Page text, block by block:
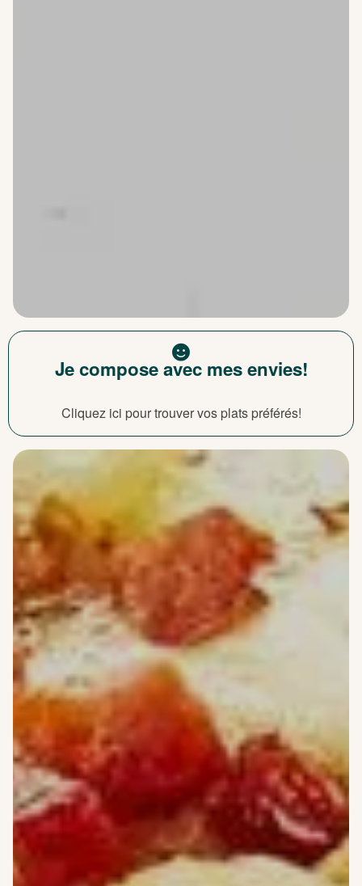
Je compose avec mes envies!
Cliquez ici pour trouver vos plats préférés!